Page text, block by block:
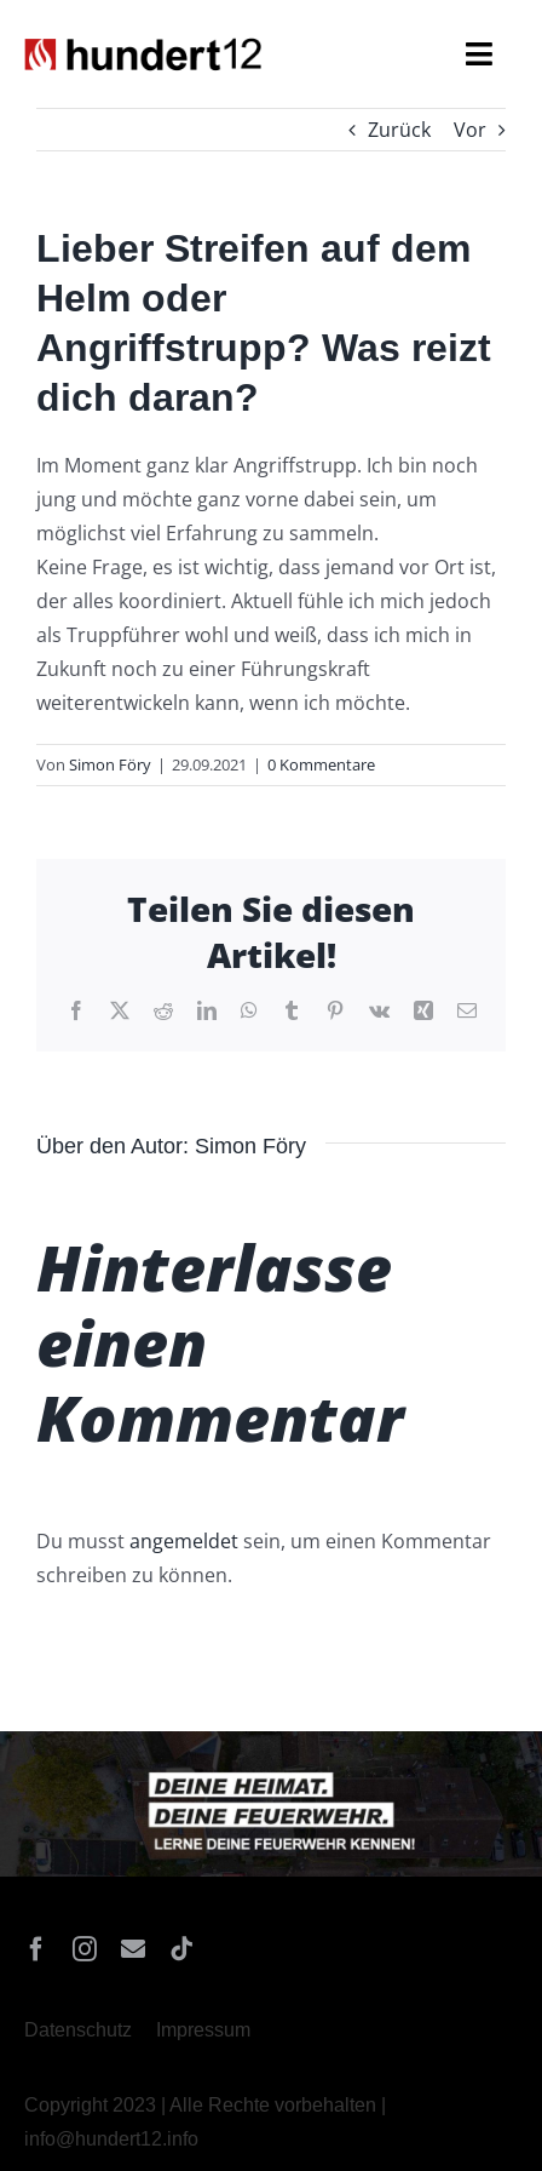
Inhalt
Seniorenabteilung
Nachwuchs
Zurück Vor
Lieber Streifen auf dem
Helm oder
Angriffstrupp? Was reizt
dich daran?
Im Moment ganz klar Angriffstrupp. Ich bin noch
jung und möchte ganz vorne dabei sein, um
möglichst viel Erfahrung zu sammeln.
Keine Frage, es ist wichtig, dass jemand vor Ort ist,
der alles koordiniert. Aktuell fühle ich mich jedoch
als Truppführer wohl und weiß, dass ich mich in
Zukunft noch zu einer Führungskraft
weiterentwickeln kann, wenn ich möchte.
Von Simon Föry | 29.09.2021 | 0 Kommentare
Teilen Sie diesen
Artikel!
Facebook
X RedditLinkedInWhatsApp
TumblrPinterest
Vk Xing E-
Über den Autor: Simon Föry
Hinterlasse
einen
Kommentar
Du musstangemeldetsein, um einen Kommentar
schreiben zu können.
Copyright 2023 | Alle Rechte vorbehalten |
info@hundert12.info
Datenschutz Impressum